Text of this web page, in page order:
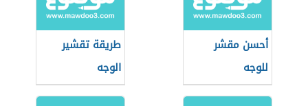
أحسن مقشر
للوجه
طريقة تقشير
الوجه